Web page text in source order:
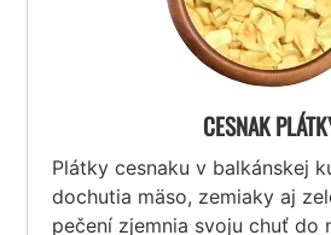
CESNAK
Plátky cesnaku v balkánskej
dochutia mäso, zemiaky aj
pečení zjemnia svoju chuť do